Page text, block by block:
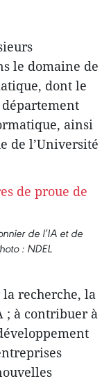
le domaine de
dont le
ainsi
de l’Université
de l’IA et de
: NDEL
recherche, la
; à contribuer à